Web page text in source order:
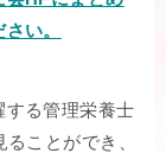
い。
る管理栄養士
ことができ、